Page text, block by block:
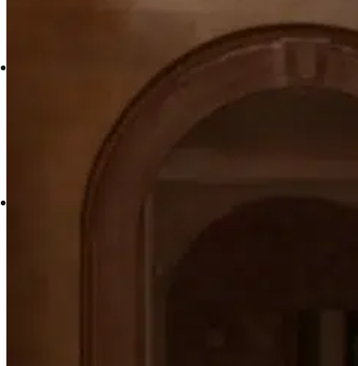
Alle Eheringe
Termin buchen
Inhouse-Rabatte